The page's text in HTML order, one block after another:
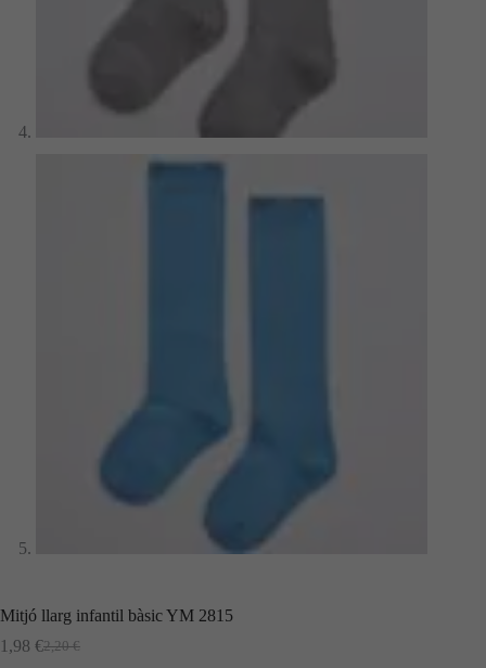
Mitjó llarg infantil bàsic YM 2815
2,20€
El
1,98 €El